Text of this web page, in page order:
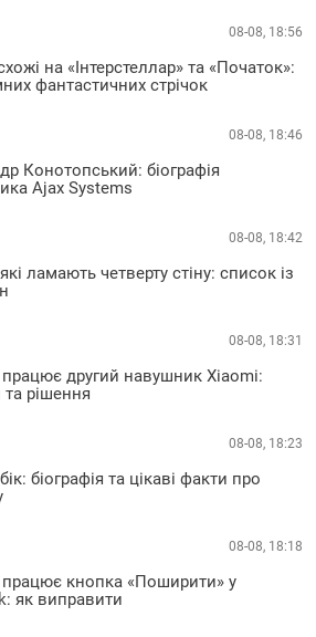
08-08, 18:56
на «Інтерстеллар» та «Початок»:
фантастичних стрічок
08-08, 18:46
Конотопський: біографія
Ajax Systems
08-08, 18:42
ламають четверту стіну: список із
08-08, 18:31
другий навушник Xiaomi:
рішення
08-08, 18:23
біографія та цікаві факти про
08-08, 18:18
кнопка «Поширити» у
як виправити